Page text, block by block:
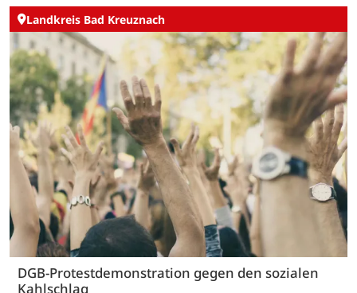
Landkreis Bad Kreuznach
DGB-Protestdemonstration gegen den sozialen
Kahlschlag